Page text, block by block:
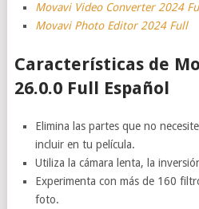
Movavi Video Converter 2024
Movavi Photo Editor 2024 Full
Características de
26.0.0 Full Español
Elimina las partes que no
incluir en tu película.
Utiliza la cámara lenta, la
Experimenta con más de 160
foto.